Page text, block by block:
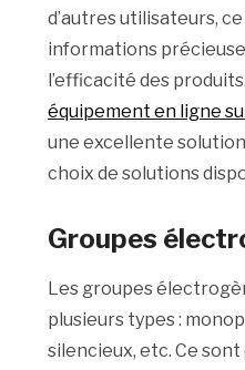
d’autres utilisateurs,
informations
l’efficacité des
équipement en ligne
une excellente
choix de solutions
Groupes
Les groupes
plusieurs types :
silencieux, etc. Ce